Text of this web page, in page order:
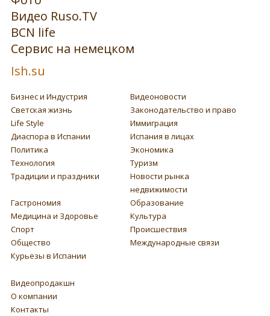
Видео Ruso.TV
BCN life
Сервис на немецком
Ish.su
Бизнес и Индустрия
Видеоновости
Светская жизнь
Законодательство и право
Life Style
Иммиграция
Диаспора в Испании
Испания в лицах
Политика
Экономика
Технология
Туризм
Традиции и праздники
Новости рынка
недвижимости
Гастрономия
Образование
Медицина и Здоровье
Культура
Спорт
Происшествия
Общество
Международные связи
Курьезы в Испании
Видеопродакшн
О компании
Контакты